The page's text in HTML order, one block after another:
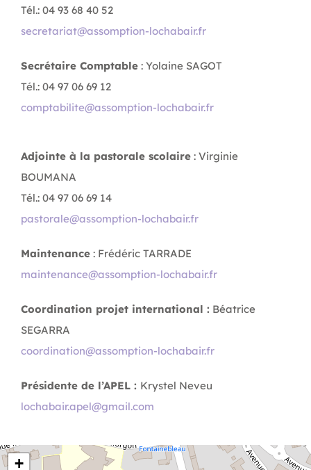
Tél.: 04 93 68 40 52
secretariat@assomption-lochabair.fr
Secrétaire Comptable: Yolaine SAGOT
Tél.: 04 97 06 69 12
comptabilite@assomption-lochabair.fr
Adjointe à la pastorale scolaire: Virginie
BOUMANA
Tél.: 04 97 06 69 14
pastorale@assomption-lochabair.fr
Maintenance: Frédéric TARRADE
maintenance@assomption-lochabair.fr
Coordination projet international : Béatrice
SEGARRA
coordination@assomption-lochabair.fr
Présidente de l’APEL : Krystel Neveu
lochabair.apel@gmail.com
+